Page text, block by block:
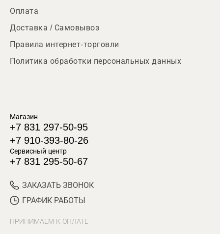
Оплата
Доставка / Самовывоз
Правила интернет-торговли
Политика обработки персональных данных
Магазин
+7 831 297-50-95
+7 910-393-80-26
Сервисный центр
+7 831 295-50-67
ЗАКАЗАТЬ ЗВОНОК
ГРАФИК РАБОТЫ
ПРИНИМАЕМ К ОПЛАТЕ